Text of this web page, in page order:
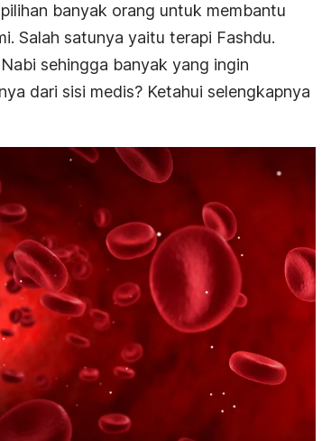
banyak orang untuk membantu
Salah satunya yaitu terapi Fashdu.
sehingga banyak yang ingin
dari sisi medis? Ketahui selengkapnya